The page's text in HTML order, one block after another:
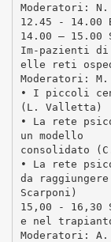
Moderatori:
12.45 - 14.00
14.00 – 15.00
Im-pazienti
elle reti
Moderatori:
• I piccoli
(L. Valletta)
• La rete
un modello
consolidato
• La rete
da
Scarponi)
15,00 - 16,30
e nel
Moderatori: